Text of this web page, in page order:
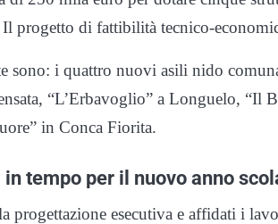
Il progetto di fattibilità tecnico-
sono: i quattro nuovi asili nido
“L’Erbavoglio” a Longuelo, “Il
in Conca Fiorita.
tempo per il nuovo anno
progettazione esecutiva e affidati i